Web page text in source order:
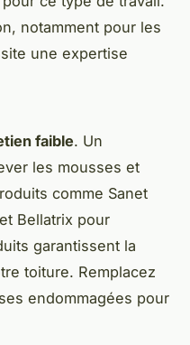
notamment pour les
une expertise
faible. Un
les mousses et
comme Sanet
Bellatrix pour
garantissent la
toiture. Remplacez
endommagées pour